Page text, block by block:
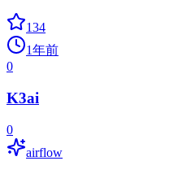
134
1年前
0
K3ai
0
airflow